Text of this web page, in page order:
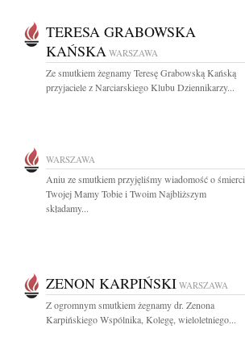
TERESA GRABOWSKA
KAŃSKA WARSZAWA
Ze smutkiem żegnamy Teresę Grabowską Kańską
przyjaciele z Narciarskiego Klubu Dziennikarzy...
WARSZAWA
Aniu ze smutkiem przyjęliśmy wiadomość o śmierci
Twojej Mamy Tobie i Twoim Najbliższym
składamy...
ZENON KARPIŃSKI WARSZAWA
Z ogromnym smutkiem żegnamy dr. Zenona
Karpińskiego Wspólnika, Kolegę, wieloletniego...